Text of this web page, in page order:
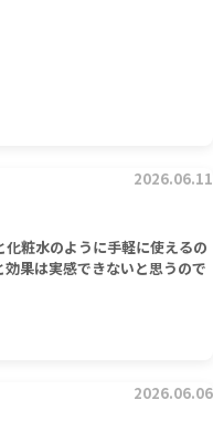
2026.06.11
粧水のように手軽に使えるの
果は実感できないと思うので
2026.06.06